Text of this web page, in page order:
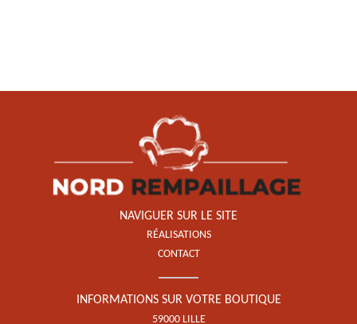
Restauration de fauteuil,
chaise et siège 59
NAVIGUER SUR LE SITE
RÉALISATIONS
CONTACT
INFORMATIONS SUR VOTRE BOUTIQUE
59000 LILLE